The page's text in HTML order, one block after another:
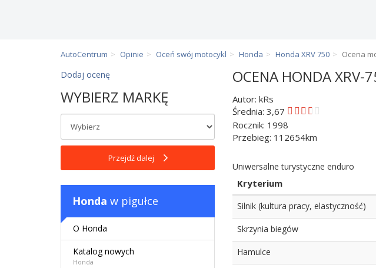
AutoCentrum Opinie Oceń swój motocykl Honda Honda XRV 750 Ocena
Dodaj ocenę
WYBIERZ MARKĘ
Przejdź dalej
Honda w pigułce
O Honda
Katalog nowych
Honda
OCENA HONDA XRV-
Autor: kRs
Średnia: 3,67
Rocznik: 1998
Przebieg: 112654km
Uniwersalne turystyczne enduro
Kryterium
Silnik (kultura pracy, elastyczność)
Skrzynia biegów
Hamulce